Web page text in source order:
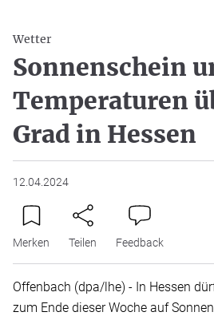
Wetter
Sonnenschein
Temperaturen
Grad in Hessen
12.04.2024
Merken Teilen Feedback
Offenbach (dpa/lhe) - In Hessen
zum Ende dieser Woche auf